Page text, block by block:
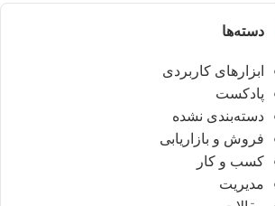
دسته‌ها
ابزارهای کاربردی
پادکست
دسته‌بندی نشده
فروش و بازاریابی
کسب و کار
مدیریت